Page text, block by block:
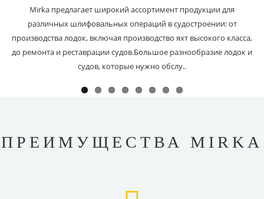
Mirka предлагает широкий ассортимент продукции для
различных шлифовальных операций в судостроении: от
производства лодок, включая производство яхт высокого класса,
до ремонта и реставрации судов.Большое разнообразие лодок и
судов, которые нужно обслу..
ПРЕИМУЩЕСТВА MIRKA